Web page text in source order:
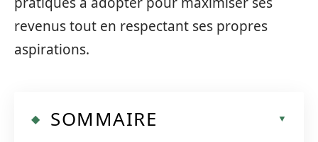
revenus tout en respectant ses propres
aspirations.
SOMMAIRE